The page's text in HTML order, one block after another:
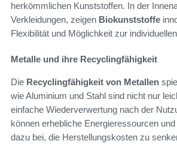
herkömmlichen Kunststoffen. In der
Verkleidungen, zeigen Biokunststoffe
Flexibilität und Möglichkeit zur
Metalle und ihre Recyclingfähigkeit
Die Recyclingfähigkeit von Metallen
wie Aluminium und Stahl sind nicht nur
einfache Wiederverwertung nach der
können erhebliche Energieressourcen
dazu bei, die Herstellungskosten zu